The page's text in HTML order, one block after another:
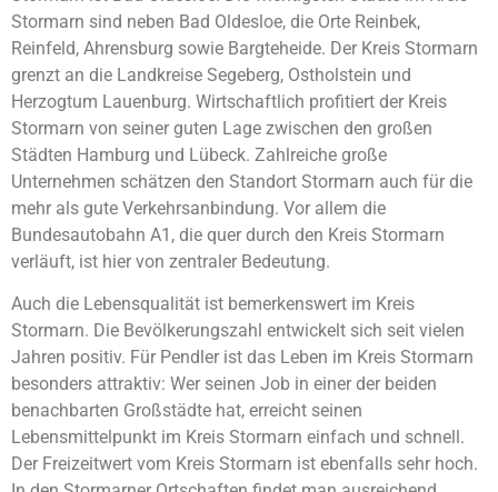
Stormarn sind neben Bad Oldesloe, die Orte Reinbek,
Reinfeld, Ahrensburg sowie Bargteheide. Der Kreis Stormarn
grenzt an die Landkreise Segeberg, Ostholstein und
Herzogtum Lauenburg. Wirtschaftlich profitiert der Kreis
Stormarn von seiner guten Lage zwischen den großen
Städten Hamburg und Lübeck. Zahlreiche große
Unternehmen schätzen den Standort Stormarn auch für die
mehr als gute Verkehrsanbindung. Vor allem die
Bundesautobahn A1, die quer durch den Kreis Stormarn
verläuft, ist hier von zentraler Bedeutung.
Auch die Lebensqualität ist bemerkenswert im Kreis
Stormarn. Die Bevölkerungszahl entwickelt sich seit vielen
Jahren positiv. Für Pendler ist das Leben im Kreis Stormarn
besonders attraktiv: Wer seinen Job in einer der beiden
benachbarten Großstädte hat, erreicht seinen
Lebensmittelpunkt im Kreis Stormarn einfach und schnell.
Der Freizeitwert vom Kreis Stormarn ist ebenfalls sehr hoch.